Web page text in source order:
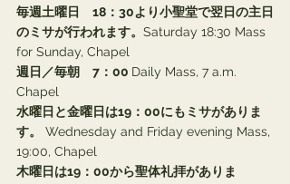
毎週土曜日　18：30より小聖堂で翌日の主日
のミサが行われます。 Saturday 18:30 Mass
for Sunday, Chapel
週日／毎朝　7：00 Daily Mass, 7 a.m.
Chapel
水曜日と金曜日は19：00にもミサがありま
す。
Wednesday and Friday evening Mass,
19:00, Chapel
木曜日は19：00から聖体礼拝がありま